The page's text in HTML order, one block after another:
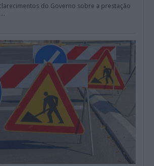
do Governo sobre a prestação